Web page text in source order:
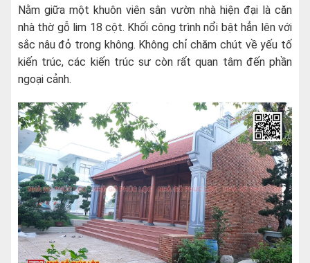
Nằm giữa một khuôn viên sân vườn nhà hiện đại là căn
nhà thờ gỗ lim 18 cột. Khối công trình nổi bật hẳn lên với
sắc nâu đỏ trong không. Không chỉ chăm chút về yếu tố
kiến trúc, các kiến trúc sư còn rất quan tâm đến phần
ngoại cảnh.